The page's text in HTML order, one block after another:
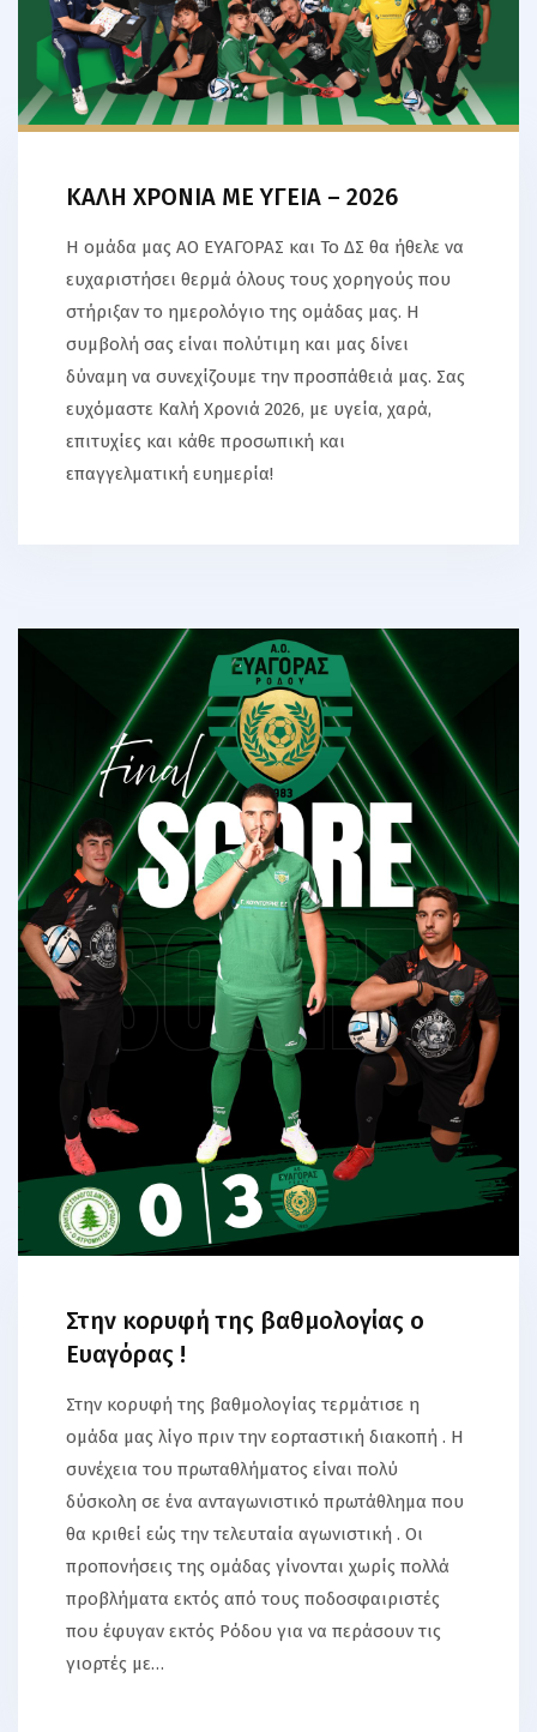
ΚΑΛΗ ΧΡΟΝΙΑ ΜΕ ΥΓΕΙΑ – 2026
Η ομάδα μας ΑΟ ΕΥΑΓΟΡΑΣ και Το ΔΣ θα ήθελε να
ευχαριστήσει θερμά όλους τους χορηγούς που
στήριξαν το ημερολόγιο της ομάδας μας. Η
συμβολή σας είναι πολύτιμη και μας δίνει
δύναμη να συνεχίζουμε την προσπάθειά μας. Σας
ευχόμαστε Καλή Χρονιά 2026, με υγεία, χαρά,
επιτυχίες και κάθε προσωπική και
επαγγελματική ευημερία!
Στην κορυφή της βαθμολογίας ο
Ευαγόρας !
Στην κορυφή της βαθμολογίας τερμάτισε η
ομάδα μας λίγο πριν την εορταστική διακοπή . Η
συνέχεια του πρωταθλήματος είναι πολύ
δύσκολη σε ένα ανταγωνιστικό πρωτάθλημα που
θα κριθεί εώς την τελευταία αγωνιστική . Οι
προπονήσεις της ομάδας γίνονται χωρίς πολλά
προβλήματα εκτός από τους ποδοσφαιριστές
που έφυγαν εκτός Ρόδου για να περάσουν τις
γιορτές με…